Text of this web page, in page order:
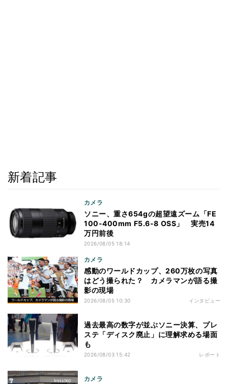
新着記事
カメラ
ソニー、重さ654gの超望遠ズーム「FE
100-400mm F5.6-8 OSS」 実売14
万円前後
2026/08/05 18:14
カメラ
感動のワールドカップ、260万枚の写真
はどう撮られた？ カメラマンが語る撮
影の現場
2026/08/05 10:30 インタビュー
過去最高の数字が並ぶソニー決算、プレ
ステ「ディスク廃止」に理解求める場面
も
2026/08/03 15:42 レポート
カメラ